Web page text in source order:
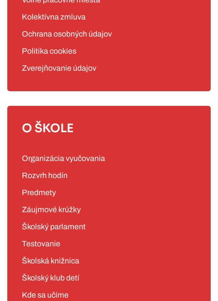
Kolektívna zmluva
Ochrana osobných údajov
Politika cookies
Zverejňovanie údajov
O ŠKOLE
Organizácia vyučovania
Rozvrh hodín
Predmety
Záujmové krúžky
Školský parlament
Testovanie
Školská knižnica
Školský klub detí
Kde sa učíme